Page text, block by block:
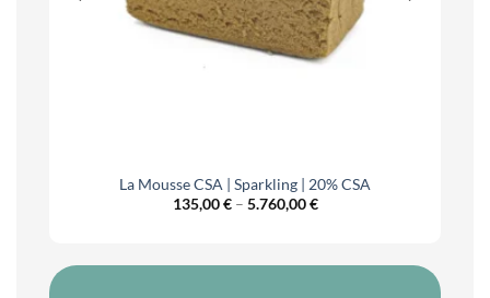
La Mousse CSA | Sparkling | 20% CSA
135,00€ – 5.760,00€Price